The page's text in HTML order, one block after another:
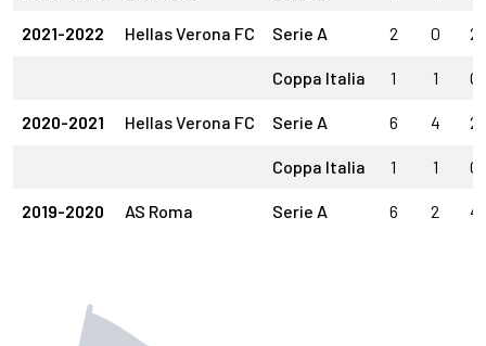
2021-2022 Hellas Verona FC Serie A 2 0 2
Coppa Italia 1 1 0
2020-2021 Hellas Verona FC Serie A 6 4 2
Coppa Italia 1 1 0
2019-2020 AS Roma Serie A 6 2 4